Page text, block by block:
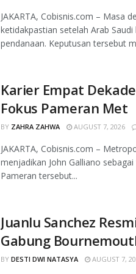
JAKARTA, Cobisnis.com – Masa
ketidakpastian setelah Arab
pendanaan. Keputusan tersebut
Karier Empat
Fokus Pameran Met
BY ZAHRA ZAHWA AUGUST 7, 2026
JAKARTA, Cobisnis.com –
menjadikan John Galliano
Pameran tersebut...
Juanlu Sanchez
Gabung
BY DESTI DWI NATASYA AUGUST 7,